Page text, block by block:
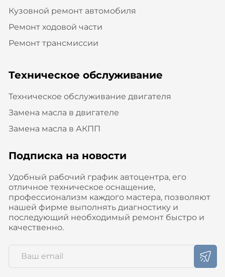
Кузовной ремонт автомобиля
Ремонт ходовой части
Ремонт трансмиссии
Техническое обслуживание
Техническое обслуживание двигателя
Замена масла в двигателе
Замена масла в АКПП
Подписка на новости
Удобный рабочий график автоцентра, его
отличное техническое оснащение,
профессионализм каждого мастера, позволяют
нашей фирме выполнять диагностику и
последующий необходимый ремонт быстро и
качественно.